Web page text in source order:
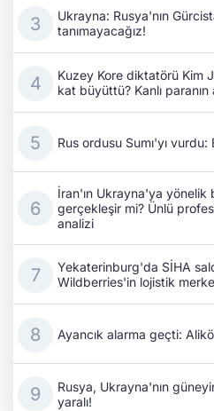
Ukrayna: Rusya'nın
tanımayacağız!
Kuzey Kore diktatörü Kim
kat büyüttü? Kanlı
Rus ordusu Sumı'yı vurdu:
İran'ın Ukrayna'ya
gerçekleşir mi? Ünlü
analizi
Yekaterinburg'da SİHA
Wildberries'in lojistik
Ayancık alarma geçti:
Rusya, Ukrayna'nın
yaralı!